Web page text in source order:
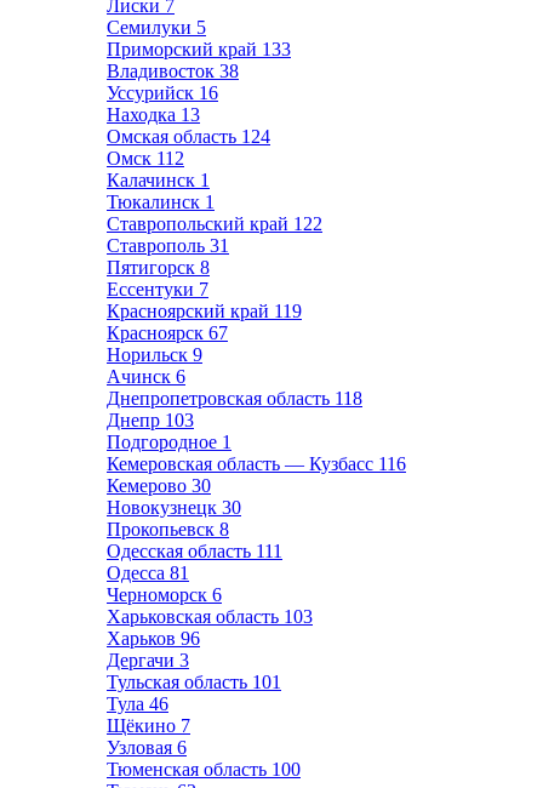
Лиски 7
Семилуки 5
Приморский край 133
Владивосток 38
Уссурийск 16
Находка 13
Омская область 124
Омск 112
Калачинск 1
Тюкалинск 1
Ставропольский край 122
Ставрополь 31
Пятигорск 8
Ессентуки 7
Красноярский край 119
Красноярск 67
Норильск 9
Ачинск 6
Днепропетровская область 118
Днепр 103
Подгородное 1
Кемеровская область — Кузбасс 116
Кемерово 30
Новокузнецк 30
Прокопьевск 8
Одесская область 111
Одесса 81
Черноморск 6
Харьковская область 103
Харьков 96
Дергачи 3
Тульская область 101
Тула 46
Щёкино 7
Узловая 6
Тюменская область 100